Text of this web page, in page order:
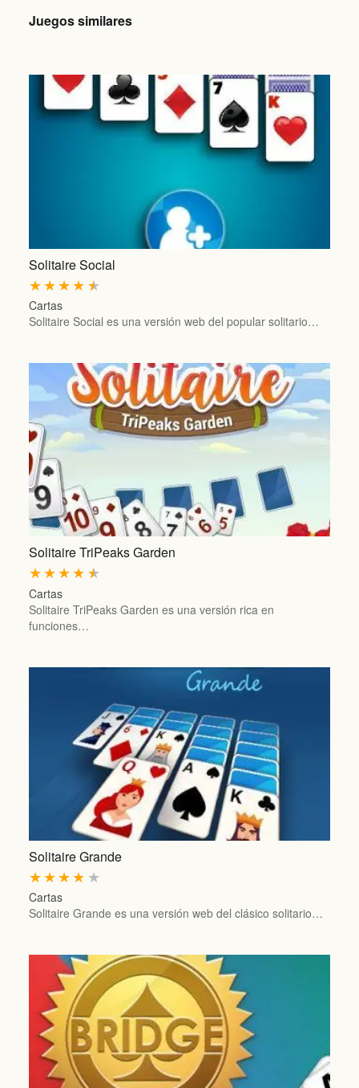
Juegos similares
Solitaire Social
★
★
★
★
★
Cartas
Solitaire Social es una versión web del popular solitario…
Solitaire TriPeaks Garden
★
★
★
★
★
Cartas
Solitaire TriPeaks Garden es una versión rica en
funciones…
Solitaire Grande
★
★
★
★
★
Cartas
Solitaire Grande es una versión web del clásico solitario…